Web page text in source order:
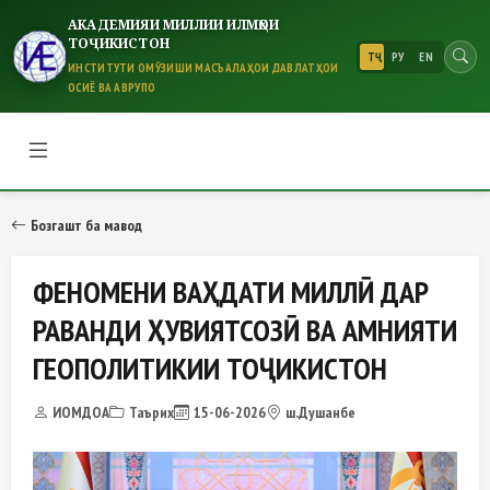
АКАДЕМИЯИ МИЛЛИИ ИЛМҲОИ
ТОҶИКИСТОН
ИНСТИТУТИ ОМӮЗИШИ МАСЪАЛАҲОИ ДАВЛАТҲОИ
ОСИЁ ВА АВРУПО
ТҶ РУ EN
ФЕНОМЕНИ ВАҲДАТИ МИЛЛӢ
Бозгашт ба мавод
ФЕНОМЕНИ ВАҲДАТИ МИЛЛӢ ДАР
РАВАНДИ ҲУВИЯТСОЗӢ ВА АМНИЯТИ
ГЕОПОЛИТИКИИ ТОҶИКИСТОН
ИОМДОА Таърих 15-06-2026 ш.Душанбе